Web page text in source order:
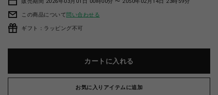
この商品について問い合わせる
ギフト：ラッピング不可
カートに入れる
お気に入りアイテムに追加